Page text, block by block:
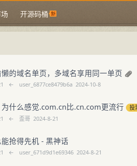
开源码桶
的域名单页，多域名享用同一单页
← user_6877ce8479b6a 2024-10-8
什么感觉.com.cn比.cn.com更流行
投
← 歪哥 2024-8-21
抢得先机 - 黑神话
← user_671d9d1e69346 2024-8-21